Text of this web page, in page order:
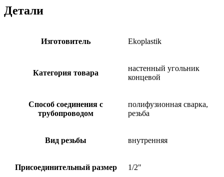
Детали
Изготовитель Ekoplastik
Категория товара
настенный угольник
концевой
Способ соединения с
трубопроводом
полифузионная сварка,
резьба
Вид резьбы внутренняя
Присоединительный размер 1/2"